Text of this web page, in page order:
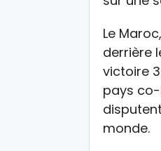
Le
derrière
victoire
pays co-
monde.